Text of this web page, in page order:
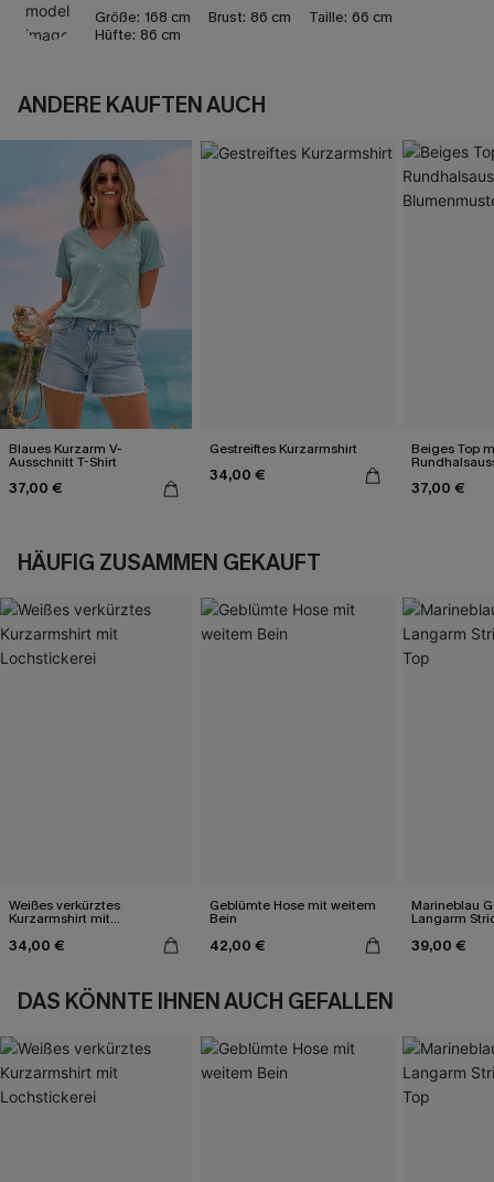
Größe: 168 cm Brust: 86 cm Taille: 66 cm
Hüfte: 86 cm
ANDERE KAUFTEN AUCH
Blaues Kurzarm V-
Ausschnitt T-Shirt
37,00 €
Gestreiftes Kurzarmshirt
34,00 €
Beiges Top
37,00 €
HÄUFIG ZUSAMMEN GEKAUFT
Weißes verkürztes
Kurzarmshirt mit
34,00 €
Geblümte Hose mit weitem
Bein
42,00 €
Marineblau
Langarm
39,00 €
DAS KÖNNTE IHNEN AUCH GEFALLEN